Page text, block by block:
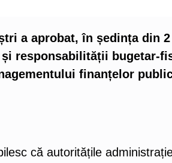
a aprobat, în ședința din
responsabilității bugetar-
finanțelor
că autoritățile